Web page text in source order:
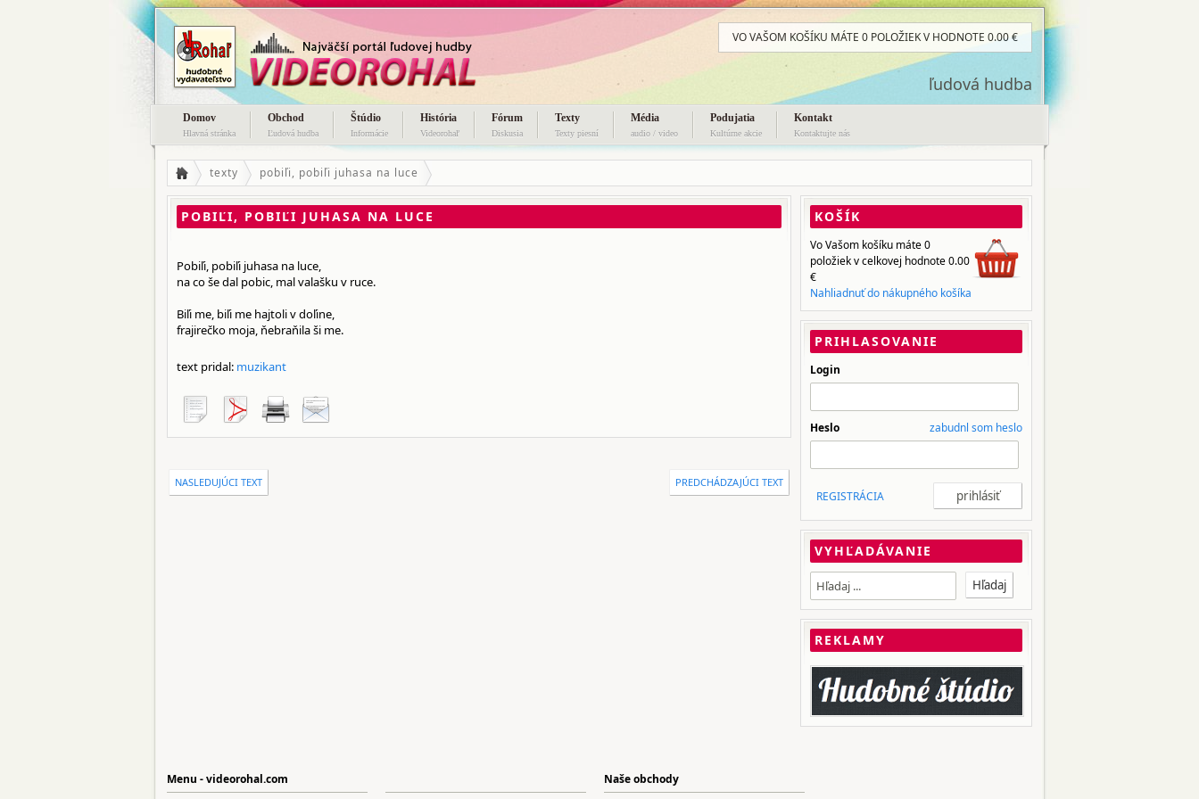
ľudová hudba
Domov
Hlavná stránka
Obchod
Ľudová hudba
Štúdio
Informácie
História
Videorohaľ
Fórum
Diskusia
Texty
Texty piesní
Média
audio / video
Podujatia
Kultúrne akcie
Kontakt
Kontaktujte nás
VO VAŠOM KOŠÍKU MÁTE 0 POLOŽIEKV HODNOTE 0.00€
texty pobiľi, pobiľi juhasa na luce
POBIĽI, POBIĽI JUHASA NA LUCE
Pobiľi, pobiľi juhasa na luce,
na co še dal pobic, mal valašku v ruce.
Biľi me, biľi me hajtoli v doľine,
frajirečko moja, ňebraňila ši me.
text pridal: muzikant
PREDCHÁDZAJÚCI TEXT
NASLEDUJÚCI TEXT
KOŠÍK
Vo Vašom košíku máte0
položiekv celkovej hodnote0.00
€
Nahliadnuť do nákupného košíka
PRIHLASOVANIE
Login
Heslo zabudnl som heslo
REGISTRÁCIA
VYHĽADÁVANIE
REKLAMY
Menu - videorohal.com Naše obchody